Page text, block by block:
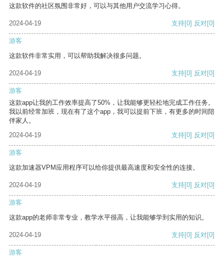
这款软件的社区氛围非常好，可以与其他用户交流学习心得。
2024-04-19 支持[0] 反对[0]
游客
这款软件非常实用，可以帮助我解决很多问题。
2024-04-19 支持[0] 反对[0]
游客
这款app让我的工作效率提高了50%，让我能够更轻松地完成工作任务。
我以前经常加班，现在有了这个app，我可以提前下班，有更多的时间陪
伴家人。
2024-04-19
支持[0] 反对[0]
游客
这款加速器VPM应用程序可以给你提供最高速度和安全性的连接。
2024-04-19 支持[0] 反对[0]
游客
这款app的老师非常专业，教学水平很高，让我能够学到实用的知识。
2024-04-19 支持[0] 反对[0]
游客